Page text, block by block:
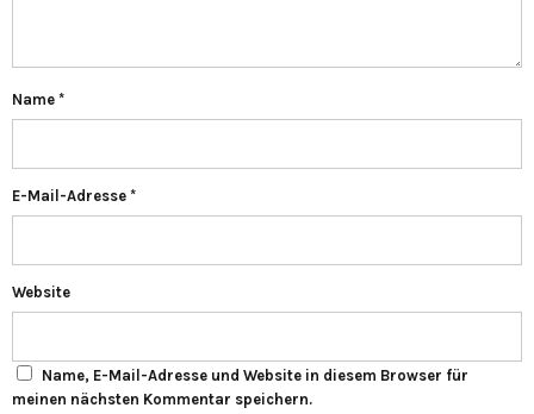
Name *
E-Mail-Adresse *
Website
Name, E-Mail-Adresse und Website in diesem Browser für
meinen nächsten Kommentar speichern.